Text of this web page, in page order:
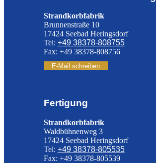
Strandkorbfabrik
Brunnenstraße 10
17424 Seebad Heringsdorf
Tel: +49 38378-808755
Fax: +49 38378-808756
E-Mail schreiben
Fertigung
Strandkorbfabrik
Waldbühnenweg 3
17424 Seebad Heringsdorf
Tel: +49 38378-805535
Fax: +49 38378-805539